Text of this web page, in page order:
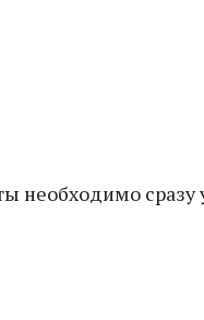
необходимо сразу